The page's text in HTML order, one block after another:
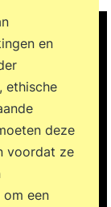
en
ethische
deze
voordat ze
een